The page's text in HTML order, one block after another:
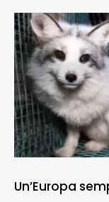
Un’Europa